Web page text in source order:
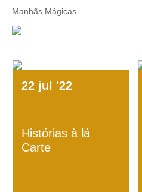
Manhãs Mágicas
22 jul '22
Histórias à lá
Carte